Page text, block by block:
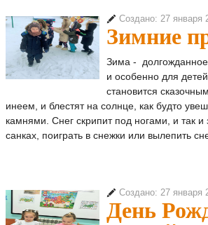
Создано: 27 января
Зимние
Зима -
и особенно для
становится
инеем, и блестят на солнце, как будто
камнями. Снег скрипит под ногами, и так и
санках, поиграть в снежки или вылепить
Создано: 27 января
День